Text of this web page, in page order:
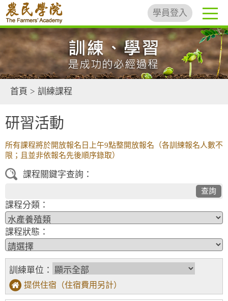
學員登入
首頁 > 訓練課程
研習活動
所有課程將於開放報名日上午9點整開放報名（各訓練報名人數不
限；且並非依報名先後順序錄取）
課程關鍵字查詢：
查詢
課程分類：
課程狀態：
訓練單位：
提供住宿（住宿費用另計）